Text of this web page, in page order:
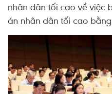
nhân dân tối cao về việc
án nhân dân tối cao